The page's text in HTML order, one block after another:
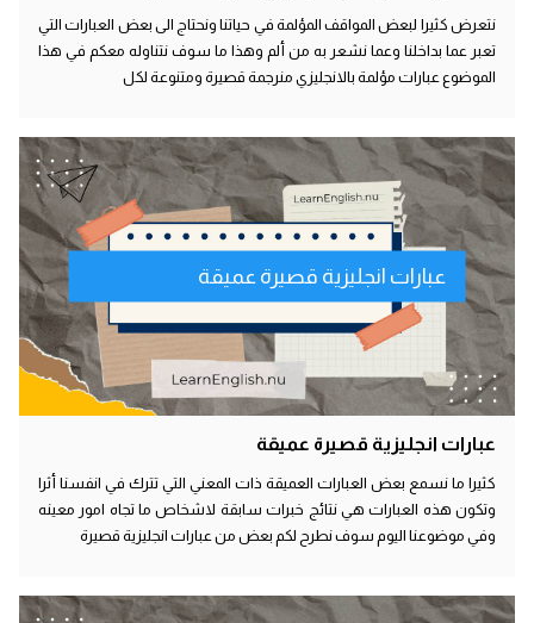
نتعرض كثيرا لبعض المواقف المؤلمة في حياتنا ونحتاج الى بعض العبارات التي
تعبر عما بداخلنا وعما نشعر به من ألم وهذا ما سوف نتناوله معكم في هذا
الموضوع عبارات مؤلمة بالانجليزي منرجمة قصيرة ومتنوعة لكل
عبارات انجليزية قصيرة عميقة
عبارات انجليزية قصيرة عميقة
كثيرا ما نسمع بعض العبارات العميقة ذات المعني التي تترك في انفسنا أثرا
وتكون هذه العبارات هي نتائج خبرات سابقة لاشخاص ما تجاه امور معينه
وفي موضوعنا اليوم سوف نطرح لكم بعض من عبارات انجليزية قصيرة